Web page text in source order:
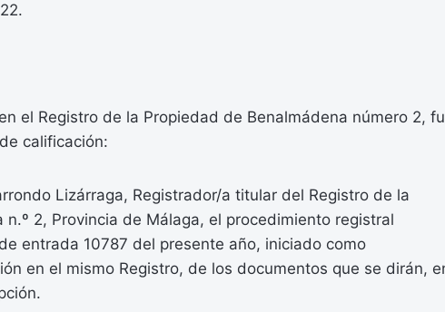
el Registro de la Propiedad de Benalmádena número 2,
calificación:
Lizárraga, Registrador/a titular del Registro de la
2, Provincia de Málaga, el procedimiento registral
entrada 10787 del presente año, iniciado como
en el mismo Registro, de los documentos que se dirán,